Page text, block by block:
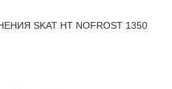
SKAT HT NOFROST 1350